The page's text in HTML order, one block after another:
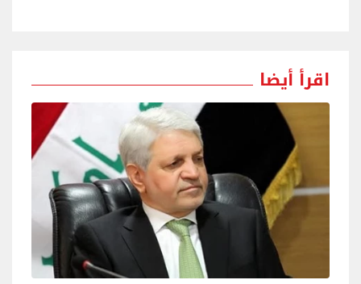
اقرأ أيضا